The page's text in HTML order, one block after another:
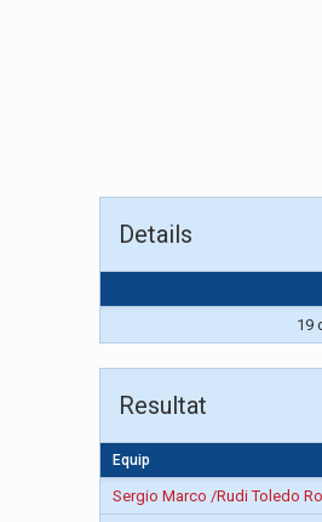
Details
19
Resultat
Equip
Sergio Marco /Rudi Toledo